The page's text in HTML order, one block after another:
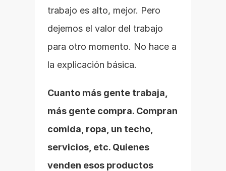
trabajo es alto, mejor. Pero
dejemos el valor del trabajo
para otro momento. No hace a
la explicación básica.
Cuanto más gente trabaja,
más gente compra. Compran
comida, ropa, un techo,
servicios, etc. Quienes
venden esos productos